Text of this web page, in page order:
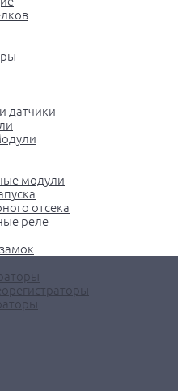
датчики
модули
отсека
реле